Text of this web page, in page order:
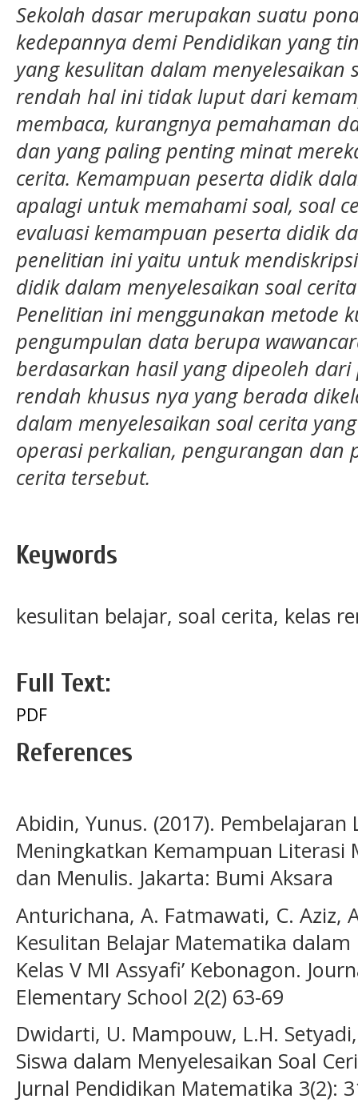
Sekolah dasar merupakan suatu
kedepannya demi Pendidikan yang
yang kesulitan dalam menyelesaikan
rendah hal ini tidak luput dari
membaca, kurangnya pemahaman
dan yang paling penting minat
cerita. Kemampuan peserta didik
apalagi untuk memahami soal, soal
evaluasi kemampuan peserta didik
penelitian ini yaitu untuk
didik dalam menyelesaikan soal
Penelitian ini menggunakan metode
pengumpulan data berupa
berdasarkan hasil yang dipeoleh
rendah khusus nya yang berada
dalam menyelesaikan soal cerita
operasi perkalian, pengurangan dan
cerita tersebut.
Keywords
kesulitan belajar, soal cerita, kelas
Full Text:
PDF
References
Abidin, Yunus. (2017).
Meningkatkan Kemampuan Literasi
dan Menulis. Jakarta: Bumi Aksara
Anturichana, A. Fatmawati, C. Aziz,
Kesulitan Belajar Matematika dalam
Kelas V MI Assyafi’ Kebonagon.
Elementary School 2(2) 63-69
Dwidarti, U. Mampouw, L.H.
Siswa dalam Menyelesaikan Soal
Jurnal Pendidikan Matematika 3(2):